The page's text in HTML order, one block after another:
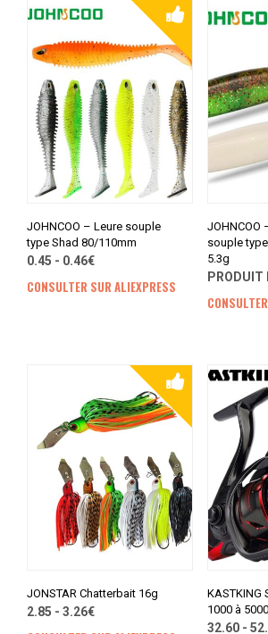
JOHNCOO – Leure souple
type Shad 80/110mm
0.45 - 0.46€
CONSULTER SUR ALIEXPRESS
JOHNCOO
souple
5.3g
PRODUIT
JONSTAR Chatterbait 16g
2.85 - 3.26€
KASTKING
1000 à 5000
32.60 -